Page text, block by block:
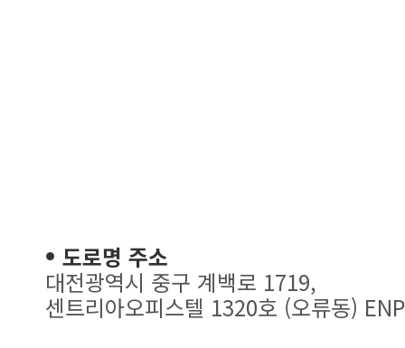
도로명 주소
대전광역시 중구 계백로 1719,
센트리아오피스텔 1320호 (오류동)